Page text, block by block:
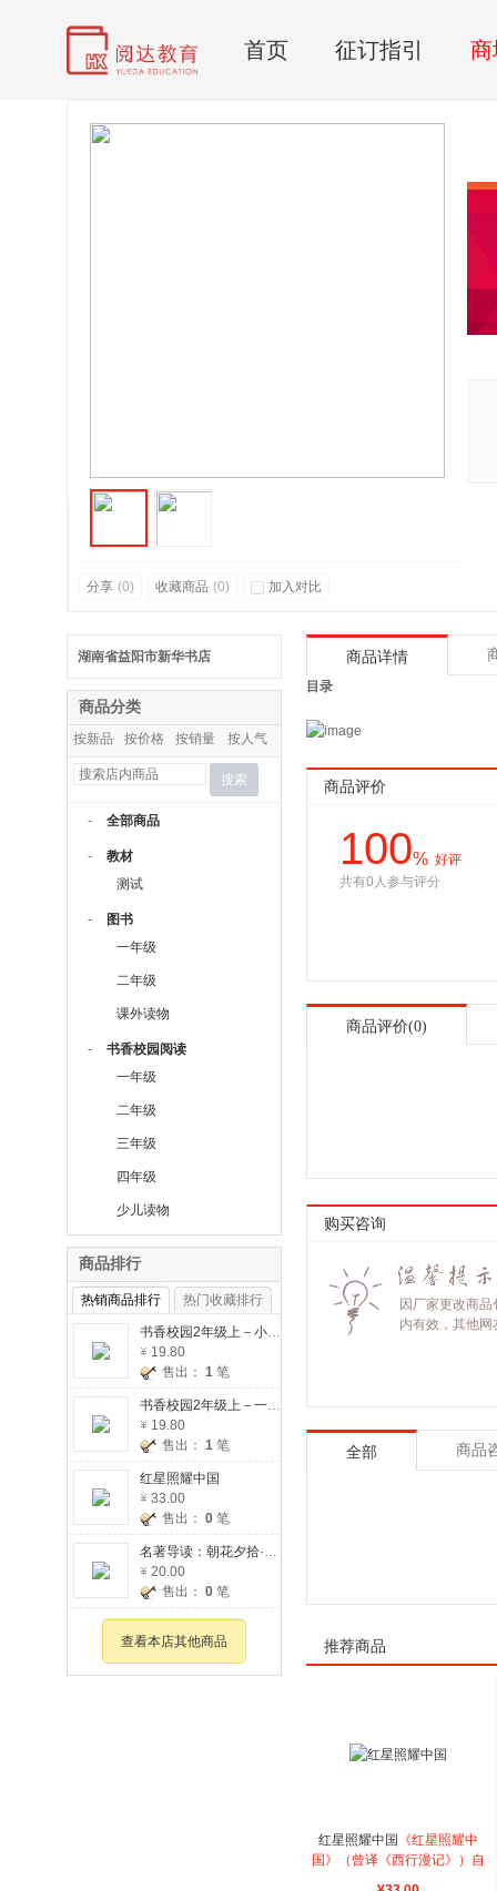
首页 征订指引 商
17秋教科书英语五年级上册
分享 (0) 收藏商品 (0) 加入对比
商品详情
目录
商品评价
100% 好评
共有0人参与评分
商品评价(0)
购买咨询
因厂家更改商
内有效，其他
全部 商品
推荐商品
红星照耀中国
《红星照耀中
国》（曾译《西行漫记》）自
湖南省益阳市新华书店
商品分类
按新品 按价格 按销量 按人气
搜索
- 全部商品
-
教材
测试
-
图书
一年级
二年级
课外读物
-
书香校园阅读
一年级
二年级
三年级
四年级
少儿读物
商品排行
热销商品排行 热门收藏排行
书香校园2年级上－小狗的小房子
19.80
售出： 1 笔
书香校园2年级上－一只想飞的猫
19.80
售出： 1 笔
红星照耀中国
33.00
售出： 0 笔
名著导读：朝花夕拾·呐喊
20.00
售出： 0 笔
查看本店其他商品